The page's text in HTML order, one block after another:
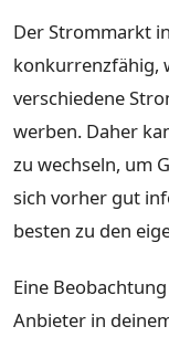
Der Strommarkt
konkurrenzfähig,
verschiedene
werben. Daher
zu wechseln, um
sich vorher gut
besten zu den
Eine
Anbieter in